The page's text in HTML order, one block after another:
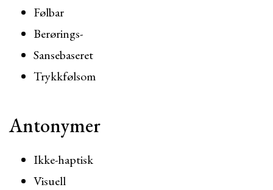
Følbar
Berørings-
Sansebaseret
Trykkfølsom
Antonymer
Ikke-haptisk
Visuell